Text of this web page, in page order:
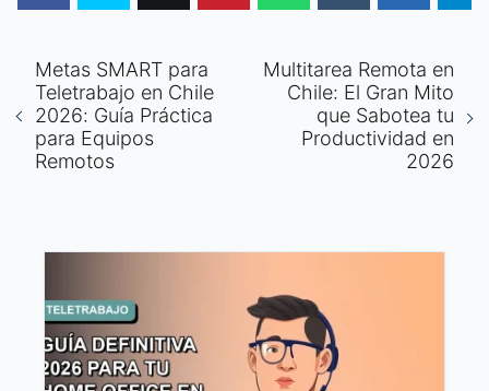
Metas SMART para
Teletrabajo en Chile
2026: Guía Práctica
para Equipos
Remotos
Multitarea Remota en
Chile: El Gran Mito
que Sabotea tu
Productividad en
2026